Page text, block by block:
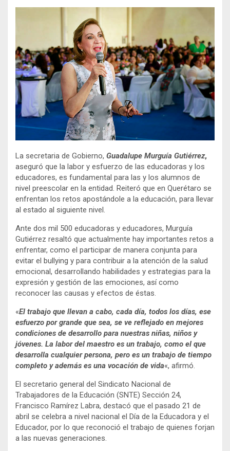
La secretaria de Gobierno, Guadalupe Murguía Gutiérrez,
aseguró que la labor y esfuerzo de las educadoras y los
educadores, es fundamental para las y los alumnos de
nivel preescolar en la entidad. Reiteró que en Querétaro se
enfrentan los retos apostándole a la educación, para llevar
al estado al siguiente nivel.
Ante dos mil 500 educadoras y educadores, Murguía
Gutiérrez resaltó que actualmente hay importantes retos a
enfrentar, como el participar de manera conjunta para
evitar el bullying y para contribuir a la atención de la salud
emocional, desarrollando habilidades y estrategias para la
expresión y gestión de las emociones, así como
reconocer las causas y efectos de éstas.
«El trabajo que llevan a cabo, cada día, todos los días, ese
esfuerzo por grande que sea, se ve reflejado en mejores
condiciones de desarrollo para nuestras niñas, niños y
jóvenes. La labor del maestro es un trabajo, como el que
desarrolla cualquier persona, pero es un trabajo de tiempo
completo y además es una vocación de vida«, afirmó.
El secretario general del Sindicato Nacional de
Trabajadores de la Educación (SNTE) Sección 24,
Francisco Ramírez Labra, destacó que el pasado 21 de
abril se celebra a nivel nacional el Día de la Educadora y el
Educador, por lo que reconoció el trabajo de quienes forjan
a las nuevas generaciones.